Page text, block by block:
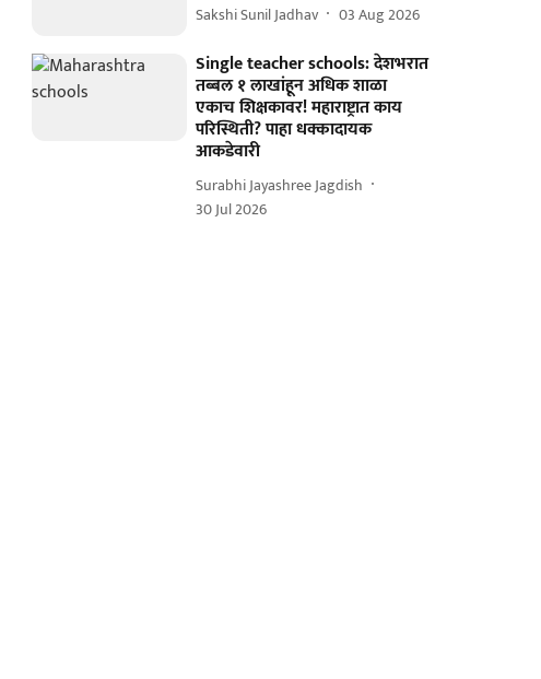
Sakshi Sunil Jadhav 03 Aug 2026
Single teacher schools: देशभरात
तब्बल १ लाखांहून अधिक शाळा
एकाच शिक्षकावर! महाराष्ट्रात काय
परिस्थिती? पाहा धक्कादायक
आकडेवारी
Surabhi Jayashree Jagdish
30 Jul 2026